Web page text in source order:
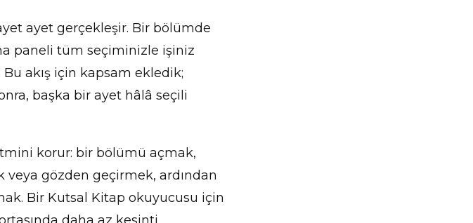
ayet gerçekleşir. Bir bölümde
paneli tüm seçiminizle işiniz
akış için kapsam ekledik;
başka bir ayet hâlâ seçili
korur: bir bölümü açmak,
veya gözden geçirmek, ardından
Bir Kutsal Kitap okuyucusu için
daha az kesinti